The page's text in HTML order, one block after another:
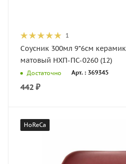
1
Соусник 300мл 9*6см
матовый НХП-ПС-0260 (12)
Достаточно Арт. : 369345
442 ₽
HoReCa